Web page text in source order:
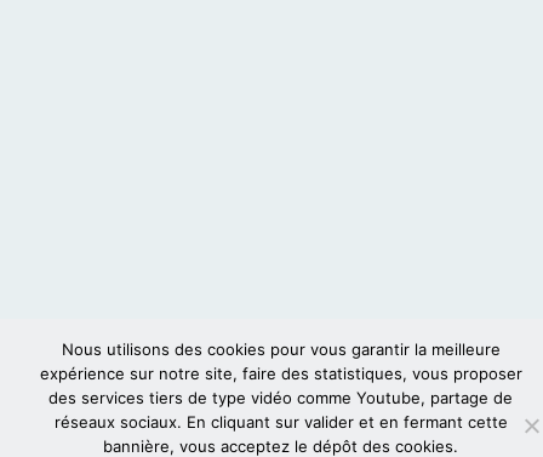
Nous utilisons des cookies pour vous garantir la meilleure
expérience sur notre site, faire des statistiques, vous proposer
des services tiers de type vidéo comme Youtube, partage de
réseaux sociaux. En cliquant sur valider et en fermant cette
bannière, vous acceptez le dépôt des cookies.